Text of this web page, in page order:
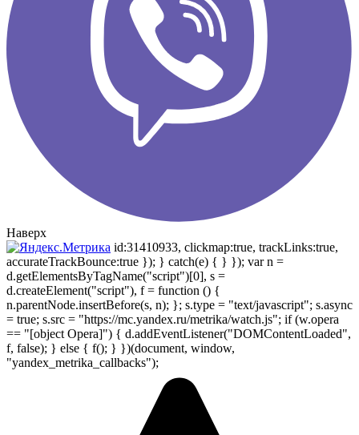
Наверх
id:31410933, clickmap:true, trackLinks:true,
accurateTrackBounce:true }); } catch(e) { } }); var n =
d.getElementsByTagName("script")[0], s =
d.createElement("script"), f = function () {
n.parentNode.insertBefore(s, n); }; s.type = "text/javascript"; s.async
= true; s.src = "https://mc.yandex.ru/metrika/watch.js"; if (w.opera
== "[object Opera]") { d.addEventListener("DOMContentLoaded",
f, false); } else { f(); } })(document, window,
"yandex_metrika_callbacks");